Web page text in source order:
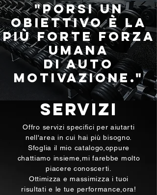
"Porsi un
Obiettivo è la
più Forte Forza
Umana
di Auto
Motivazione."
SERVIZI
Offro servizi specifici per aiutarti
nell'area in cui hai più bisogno.
Sfoglia il mio catalogo,oppure
chattiamo insieme,mi farebbe molto
piacere conoscerti.
Ottimizza e massimizza i tuoi
risultati e le tue performance,ora!